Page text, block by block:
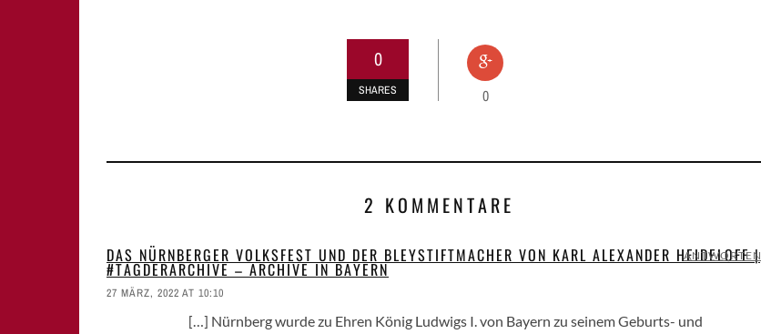
0
SHARES 0
2 KOMMENTARE
DAS NÜRNBERGER VOLKSFEST UND DER BLEYSTIFTMACHER VON KARL ALEXANDER HEIDELOFF |
#TAGDERARCHIVE – ARCHIVE IN BAYERN
27 MÄRZ, 2022 AT 10:10
ANTWORTEN
[…] Nürnberg wurde zu Ehren König Ludwigs I. von Bayern zu seinem Geburts- und